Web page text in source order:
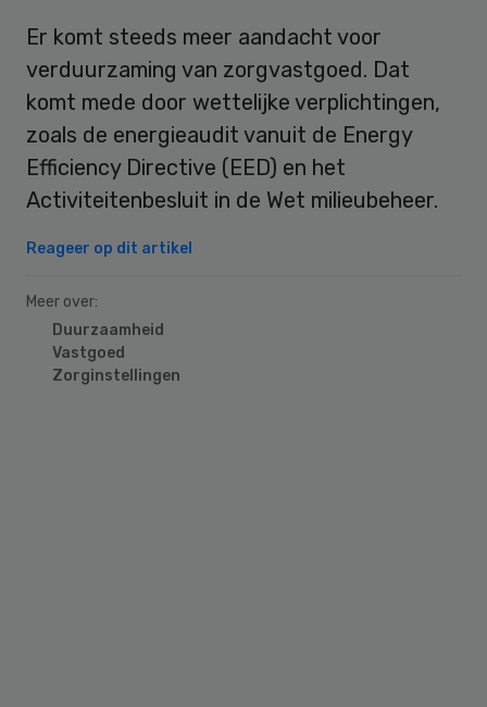
Er komt steeds meer aandacht voor
verduurzaming van zorgvastgoed. Dat
komt mede door wettelijke verplichtingen,
zoals de energieaudit vanuit de Energy
Efficiency Directive (EED) en het
Activiteitenbesluit in de Wet milieubeheer.
Reageer op dit artikel
Meer over:
Duurzaamheid
Vastgoed
Zorginstellingen